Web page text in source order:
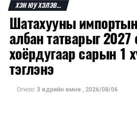
дараа Ардчилсан намын
шүүмжилж, өөрийн эдийн
сонгуулийн өмнөх мөрийн
онцоллоо.
Ажиглагчдын үзэж буйгаар
өрсөлдөөн болон Конгрессын
дүн нь ирэх арваннэгдүгээр
ХЭН ЮУ ХЭЛЭВ...
Шатахууны
албан татварыг
хоёрдугаар сарын 1
тэглэнэ
Огноо: 3 өдрийн өмнө 2026/08/06